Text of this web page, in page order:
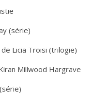
(série)
Licia Troisi (trilogie)
Millwood Hargrave